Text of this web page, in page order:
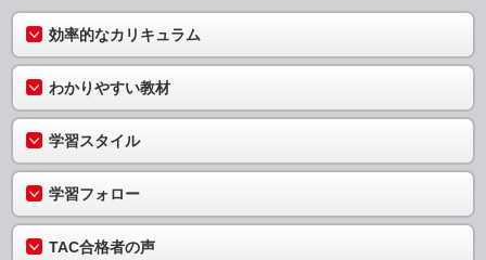
効率的なカリキュラム
わかりやすい教材
学習スタイル
学習フォロー
TAC合格者の声